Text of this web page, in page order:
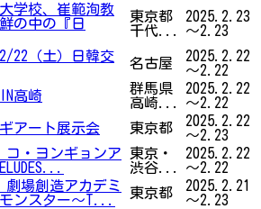
学校、崔範洵教
の中の『日
東京都
千代...
2025.2.23
～2.23
2/22（土）日韓交
名古屋
2025.2.22
～2.22
高崎
群馬県
高崎...
2025.2.22
～2.22
アート展示会
東京都
2025.2.22
～2.23
コ・ヨンギョンア
東京・
渋谷...
2025.2.22
～2.22
場創造アカデミ
ンスター～T...
東京都
2025.2.21
～2.23